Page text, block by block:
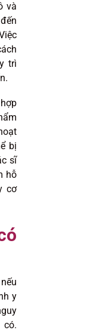
và
trì
bị
sĩ
hỗ
cơ
y
có.